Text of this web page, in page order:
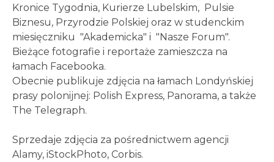
Kronice Tygodnia, Kurierze Lubelskim, Pulsie
Biznesu, Przyrodzie Polskiej oraz w studenckim
miesięczniku "Akademicka" i "Nasze Forum".
Bieżące fotografie i reportaże zamieszcza na
łamach Facebooka.
Obecnie publikuje zdjęcia na łamach Londyńskiej
prasy polonijnej: Polish Express, Panorama, a także
The Telegraph.
Sprzedaje zdjęcia za pośrednictwem agencji
Alamy, iStockPhoto, Corbis.